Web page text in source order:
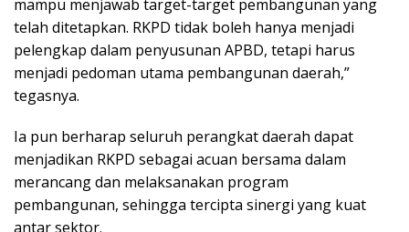
mampu menjawab target-target pembangunan yang
telah ditetapkan. RKPD tidak boleh hanya menjadi
pelengkap dalam penyusunan APBD, tetapi harus
menjadi pedoman utama pembangunan daerah,”
tegasnya.
Ia pun berharap seluruh perangkat daerah dapat
menjadikan RKPD sebagai acuan bersama dalam
merancang dan melaksanakan program
pembangunan, sehingga tercipta sinergi yang kuat
antar sektor.